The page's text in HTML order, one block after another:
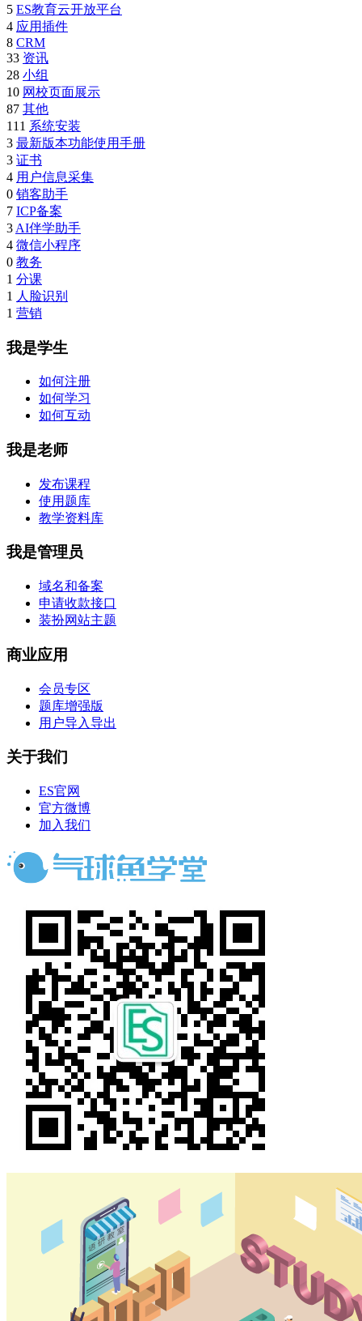
5 ES教育云开放平台
4 应用插件
8 CRM
33 资讯
28 小组
10 网校页面展示
87 其他
111 系统安装
3 最新版本功能使用手册
3 证书
4 用户信息采集
0 销客助手
7 ICP备案
3 AI伴学助手
4 微信小程序
0 教务
1 分课
1 人脸识别
1 营销
我是学生
如何注册
如何学习
如何互动
我是老师
发布课程
使用题库
教学资料库
我是管理员
域名和备案
申请收款接口
装扮网站主题
商业应用
会员专区
题库增强版
用户导入导出
关于我们
ES官网
官方微博
加入我们